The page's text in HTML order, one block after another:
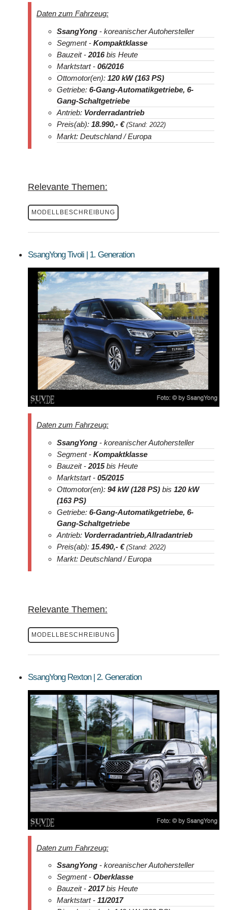
Daten zum Fahrzeug:
SsangYong - koreanischer Autohersteller
Segment - Kompaktklasse
Bauzeit - 2016bis Heute
Marktstart - 06/2016
Ottomotor(en): 120 kW (163 PS)
Getriebe: 6-Gang-Automatikgetriebe, 6-
Gang-Schaltgetriebe
Antrieb: Vorderradantrieb
Preis(ab): 18.990,- € (Stand: 2022)
Markt: Deutschland / Europa
Relevante Themen:
MODELLBESCHREIBUNG
SsangYong Tivoli | 1. Generation
Daten zum Fahrzeug:
SsangYong - koreanischer Autohersteller
Segment - Kompaktklasse
Bauzeit - 2015bis Heute
Marktstart - 05/2015
Ottomotor(en): 94 kW (128 PS) bis 120 kW
(163 PS)
Getriebe: 6-Gang-Automatikgetriebe, 6-
Gang-Schaltgetriebe
Antrieb: Vorderradantrieb,Allradantrieb
Preis(ab): 15.490,- € (Stand: 2022)
Markt: Deutschland / Europa
Relevante Themen:
MODELLBESCHREIBUNG
SsangYong Rexton | 2. Generation
Daten zum Fahrzeug:
SsangYong - koreanischer Autohersteller
Segment - Oberklasse
Bauzeit - 2017bis Heute
Marktstart - 11/2017